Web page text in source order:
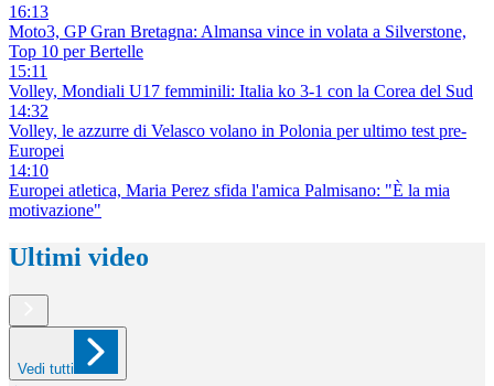
16:13
Moto3, GP Gran Bretagna: Almansa vince in volata a Silverstone,
Top 10 per Bertelle
15:11
Volley, Mondiali U17 femminili: Italia ko 3-1 con la Corea del Sud
14:32
Volley, le azzurre di Velasco volano in Polonia per ultimo test pre-
Europei
14:10
Europei atletica, Maria Perez sfida l'amica Palmisano: "È la mia
motivazione"
Ultimi video
Vedi tutti